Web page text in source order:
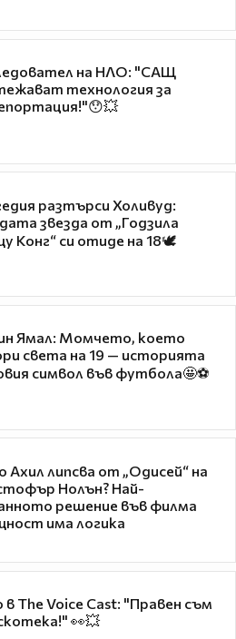
на НЛО: "САЩ
технология за
разтърси Холивуд:
звезда от „Годзила
Конг“ си отиде на 18🕊️
Ямал: Момчето, което
света на 19 — историята
символ във футбола🤩⚽
Ахил липсва от „Одисей“ на
Нолън? Най-
решение във филма
има логика
в The Voice Cast: "Правен съм
👀💥